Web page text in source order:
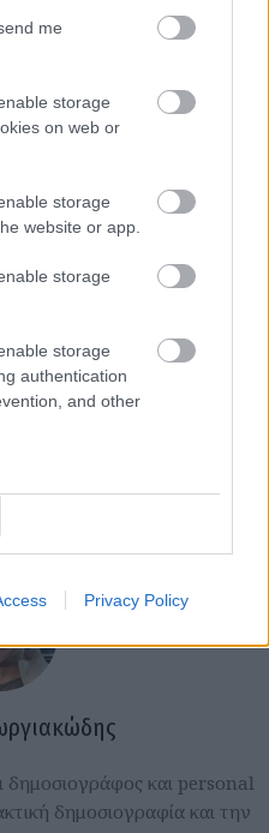
me
storage
on web or
storage
website or app.
storage
storage
authentication
and other
Privacy Policy
δημοσιογράφος και personal
δημοσιογραφία και την